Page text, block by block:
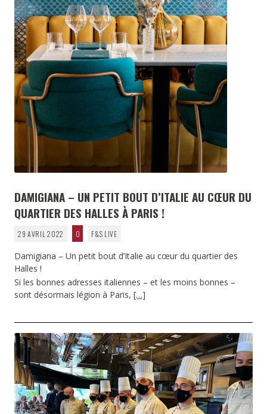
DAMIGIANA – UN PETIT BOUT D’ITALIE AU CŒUR DU
QUARTIER DES HALLES À PARIS !
29 AVRIL 2022 0 F&S LIVE
Damigiana – Un petit bout d’Italie au cœur du quartier des
Halles !
Si les bonnes adresses italiennes – et les moins bonnes –
sont désormais légion à Paris, […]